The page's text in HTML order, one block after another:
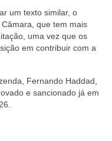
um texto similar, o
que tem mais
uma vez que os
em contribuir com a
Fernando Haddad,
e sancionado já em